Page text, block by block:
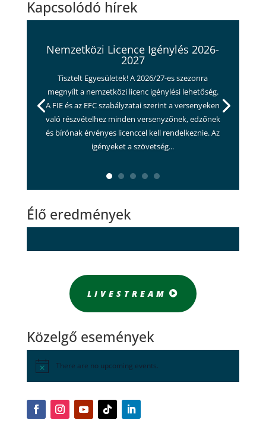
Kapcsolódó hírek
Nemzetközi Licence Igénylés 2026-
2027
Tisztelt Egyesületek! A 2026/27-es szezonra
megnyílt a nemzetközi licenc igénylési lehetőség.
A FIE és az EFC szabályzatai szerint a versenyeken
való részvételhez minden versenyzőnek, edzőnek
és bírónak érvényes licenccel kell rendelkeznie. Az
igényeket a szövetség...
Élő eredmények
LIVESTREAM
Közelgő események
There are no upcoming events.